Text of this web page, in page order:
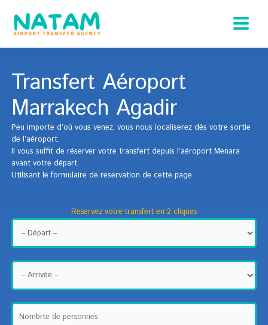
contenu
Transfert Aéroport
Marrakech Agadir
Peu importe d’où vous venez, vous nous localiserez dès votre sortie
de l’aéroport.
Il vous suffit de réserver votre transfert depuis l’aéroport Menara
avant votre départ.
Utilisant le formulaire de reservation de cette page
Reservez votre transfert en 2 cliques